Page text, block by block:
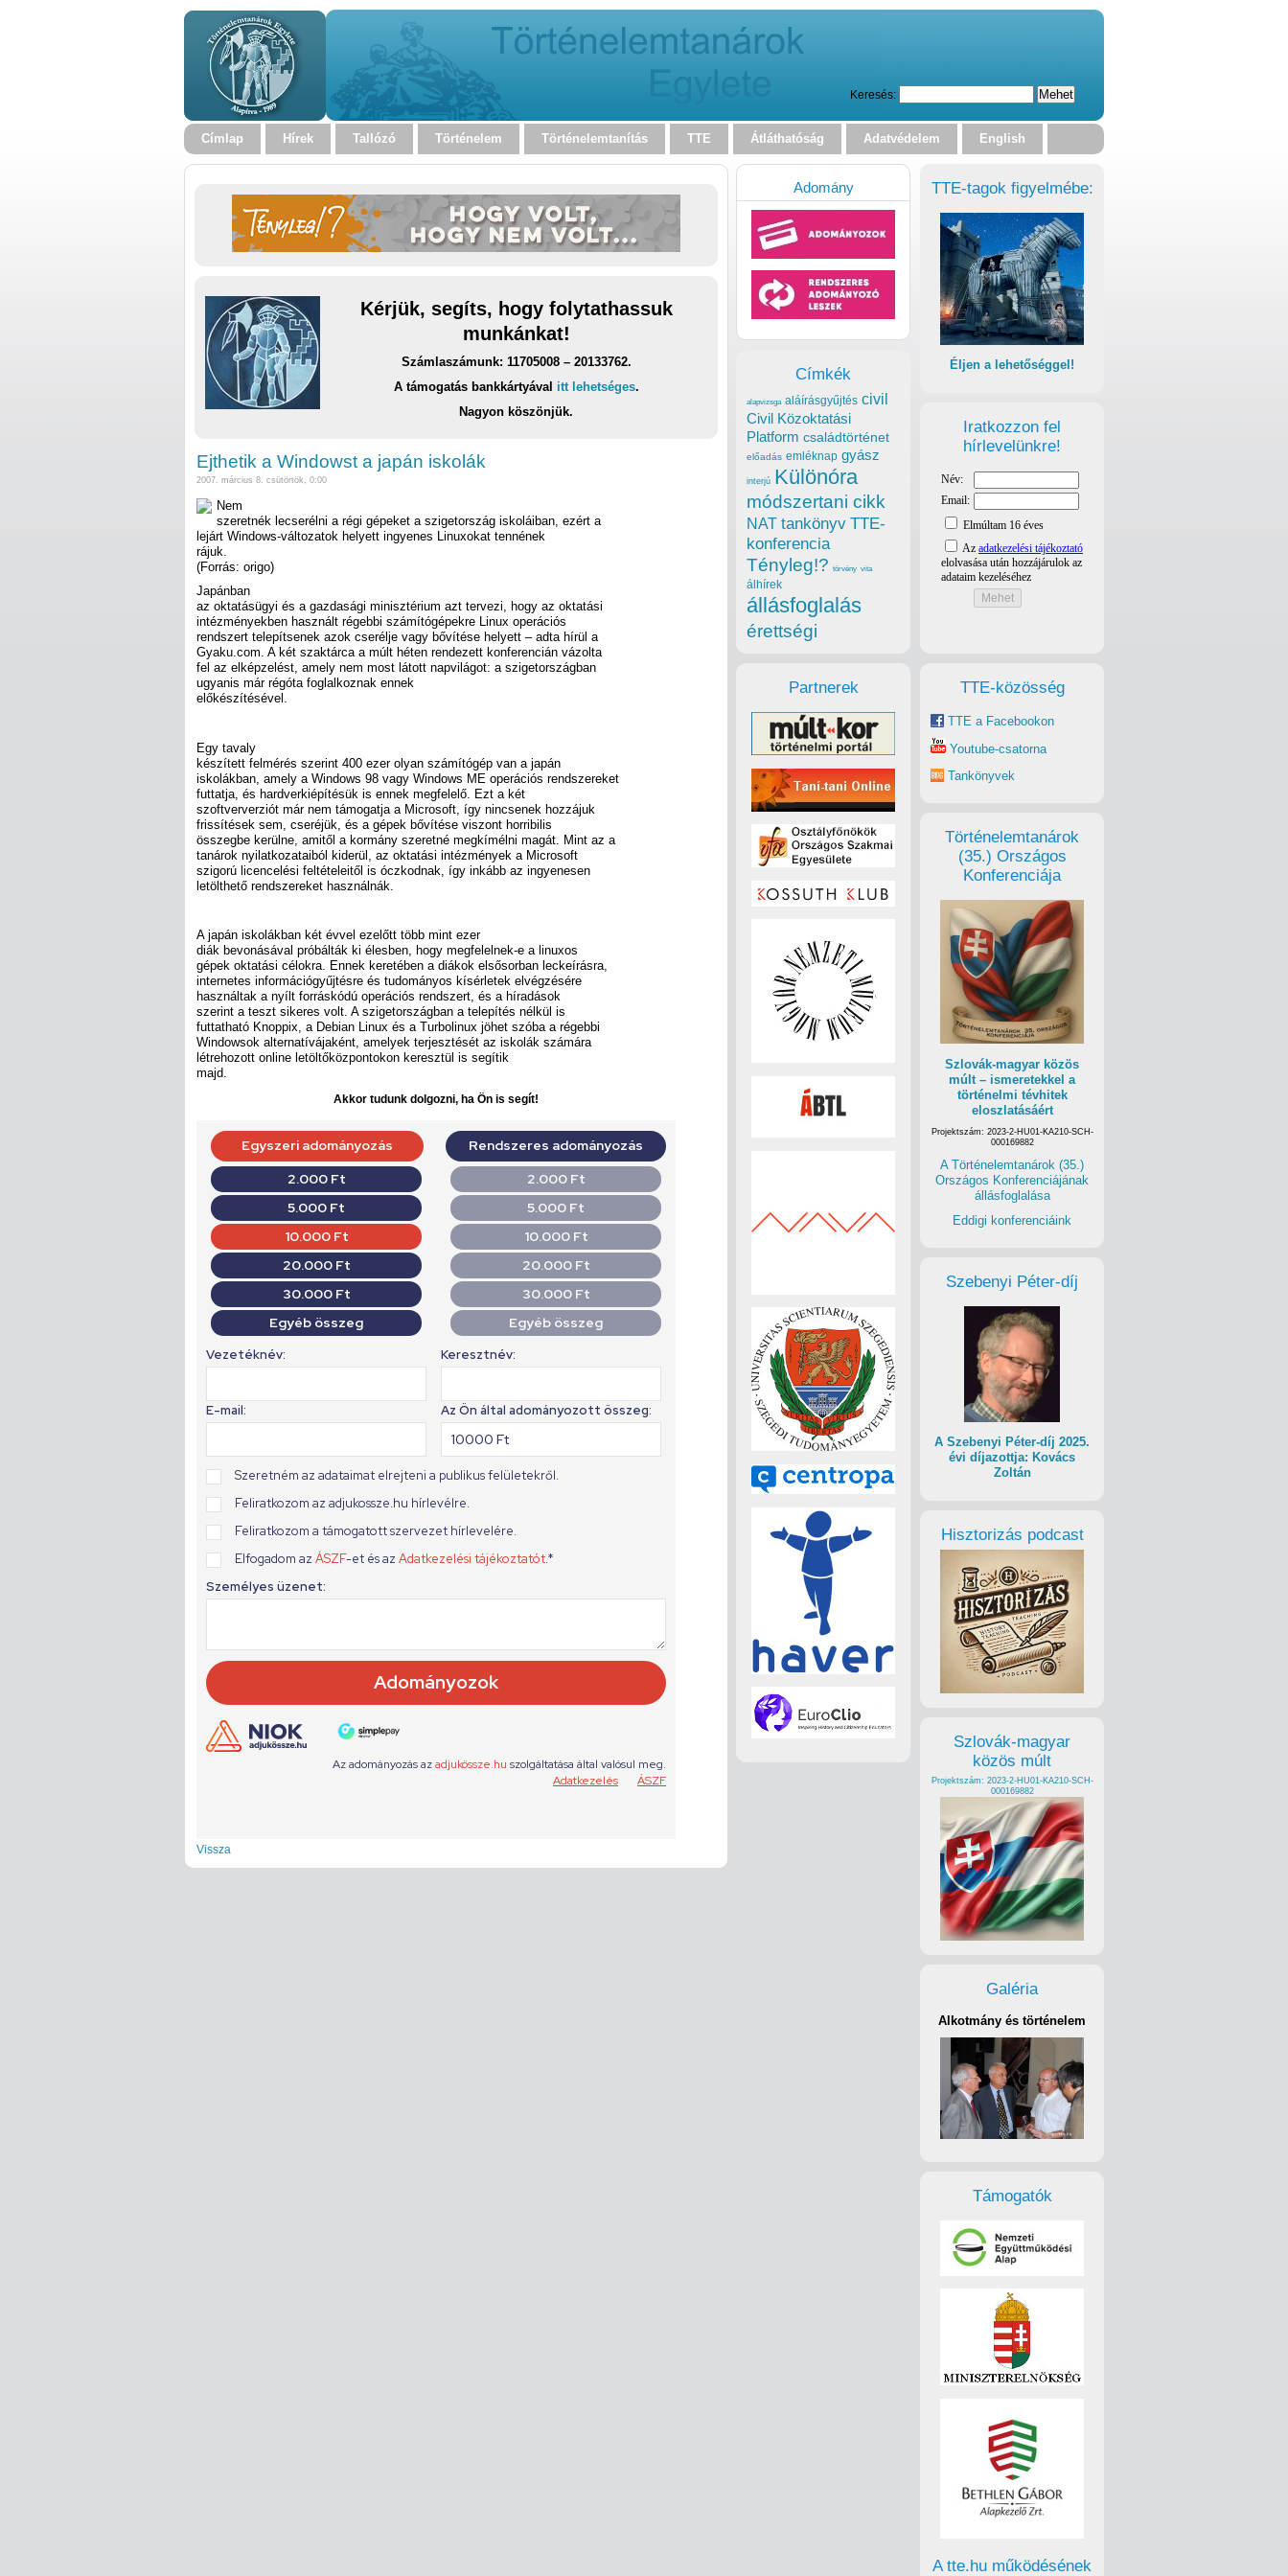
Keresés:
Címlap Hírek Tallózó Történelem Történelemtanítás TTE Átláthatóság Adatvédelem English
Kérjük, segíts, hogy folytathassuk
munkánkat!
Számlaszámunk: 11705008 – 20133762.
A támogatás bankkártyával itt lehetséges.
Nagyon köszönjük.
Ejthetik a Windowst a japán iskolák
2007. március 8. csütörtök, 0:00
Nem
szeretnék lecserélni a régi gépeket a szigetország iskoláiban, ezért a
lejárt Windows-változatok helyett ingyenes Linuxokat tennének
rájuk.
(Forrás: origo)
Japánban
az oktatásügyi és a gazdasági minisztérium azt tervezi, hogy az oktatási
intézményekben használt régebbi számítógépekre Linux operációs
rendszert telepítsenek azok cserélje vagy bővítése helyett – adta hírül a
Gyaku.com. A két szaktárca a múlt héten rendezett konferencián vázolta
fel az elképzelést, amely nem most látott napvilágot: a szigetországban
ugyanis már régóta foglalkoznak ennek
előkészítésével.
Egy tavaly
készített felmérés szerint 400 ezer olyan számítógép van a japán
iskolákban, amely a Windows 98 vagy Windows ME operációs rendszereket
futtatja, és hardverkiépítésük is ennek megfelelő. Ezt a két
szoftververziót már nem támogatja a Microsoft, így nincsenek hozzájuk
frissítések sem, cseréjük, és a gépek bővítése viszont horribilis
összegbe kerülne, amitől a kormány szeretné megkímélni magát. Mint az a
tanárok nyilatkozataiból kiderül, az oktatási intézmények a Microsoft
szigorú licencelési feltételeitől is óczkodnak, így inkább az ingyenesen
letölthető rendszereket használnák.
A japán iskolákban két évvel ezelőtt több mint ezer
diák bevonásával próbálták ki élesben, hogy megfelelnek-e a linuxos
gépek oktatási célokra. Ennek keretében a diákok elsősorban leckeírásra,
internetes információgyűjtésre és tudományos kísérletek elvégzésére
használtak a nyílt forráskódú operációs rendszert, és a híradások
szerint a teszt sikeres volt. A szigetországban a telepítés nélkül is
futtatható Knoppix, a Debian Linux és a Turbolinux jöhet szóba a régebbi
Windowsok alternatívájaként, amelyek terjesztését az iskolák számára
létrehozott online letöltőközpontokon keresztül is segítik
majd.
Akkor tudunk dolgozni, ha Ön is segít!
Vissza
TTE-tagok figyelmébe:
Éljen a lehetőséggel!
Iratkozzon fel
hírlevelünkre!
TTE-közösség
TTE a Facebookon
Youtube-csatorna
Tankönyvek
Történelemtanárok
(35.) Országos
Konferenciája
Szlovák-magyar közös
múlt – ismeretekkel a
történelmi tévhitek
eloszlatásáért
Projektszám: 2023-2-HU01-KA210-SCH-
000169882
A Történelemtanárok (35.)
Országos Konferenciájának
állásfoglalása
Eddigi konferenciáink
Szebenyi Péter-díj
A Szebenyi Péter-díj 2025.
évi díjazottja: Kovács
Zoltán
Hisztorizás podcast
Szlovák-magyar
közös múlt
Projektszám: 2023-2-HU01-KA210-SCH-
000169882
Galéria
Alkotmány és történelem
Támogatók
A tte.hu működésének
Adomány
Címkék
alapvizsga aláírásgyűjtés civil
Civil Közoktatási
Platform családtörténet
előadás emléknap gyász
interjú Különóra
módszertani cikk
NAT tankönyv TTE-
konferencia
Tényleg!? törvény vita
álhírek
állásfoglalás
érettségi
Partnerek